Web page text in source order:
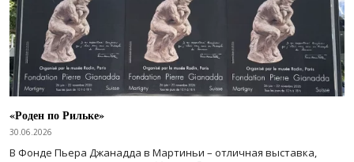
«Роден по Рильке»
30.06.2026
В Фонде Пьера Джанадда в Мартиньи – отличная выставка,